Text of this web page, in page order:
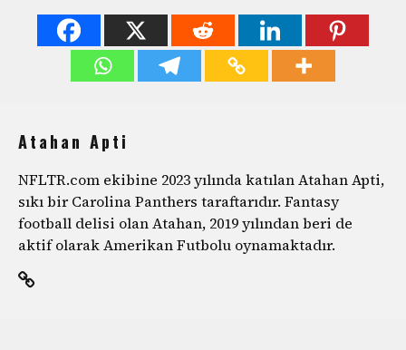
Atahan Apti
NFLTR.com ekibine 2023 yılında katılan Atahan Apti,
sıkı bir Carolina Panthers taraftarıdır. Fantasy
football delisi olan Atahan, 2019 yılından beri de
aktif olarak Amerikan Futbolu oynamaktadır.